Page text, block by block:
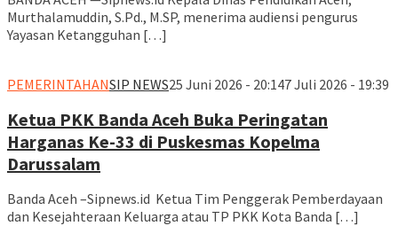
Murthalamuddin, S.Pd., M.SP, menerima audiensi pengurus
Yayasan Ketangguhan […]
PEMERINTAHANSIP NEWS25 Juni 2026 - 20:147 Juli 2026 - 19:39
Ketua PKK Banda Aceh Buka Peringatan
Harganas Ke-33 di Puskesmas Kopelma
Darussalam
Banda Aceh –Sipnews.id Ketua Tim Penggerak Pemberdayaan
dan Kesejahteraan Keluarga atau TP PKK Kota Banda […]